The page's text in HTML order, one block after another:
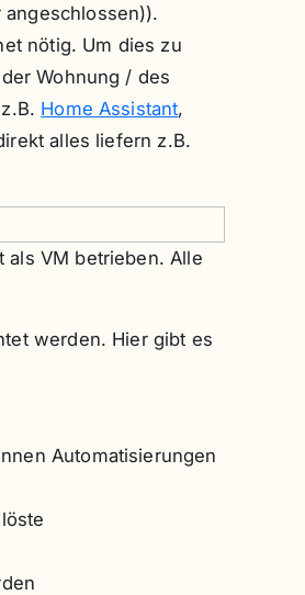
nötig. Um dies zu
Wohnung / des
Home Assistant,
alles liefern z.B.
als VM betrieben. Alle
werden. Hier gibt es
Automatisierungen